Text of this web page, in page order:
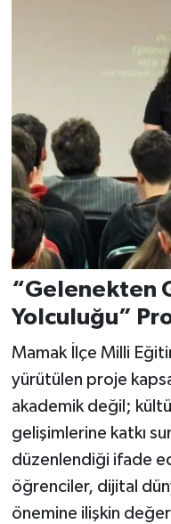
“Gelenekten
Yolculuğu”
Mamak İlçe Milli
yürütülen proje
akademik değil;
gelişimlerine katkı
düzenlendiği ifade
öğrenciler, dijital
önemine ilişkin